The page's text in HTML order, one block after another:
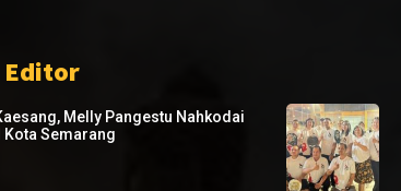
Melly Pangestu Nahkodai
Kota Semarang